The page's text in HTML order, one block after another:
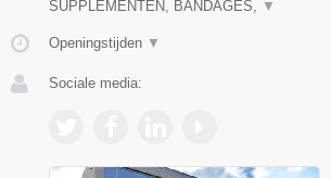
SUPPLEMENTEN, BANDAGES,
▼
Openingstijden ▼
Sociale media: